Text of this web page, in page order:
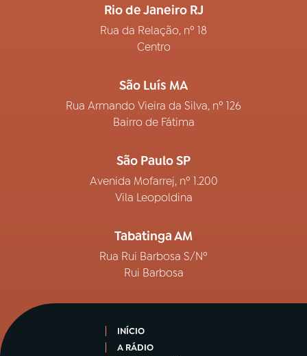
Rio de Janeiro RJ
Rua da Relação, nº 18
Centro
São Luís MA
Rua Armando Vieira da Silva, nº 126
Bairro de Fátima
São Paulo SP
Avenida Mofarrej, nº 1.200
Vila Leopoldina
Tabatinga AM
Rua Rui Barbosa S/Nº
Rui Barbosa
INÍCIO
A RÁDIO